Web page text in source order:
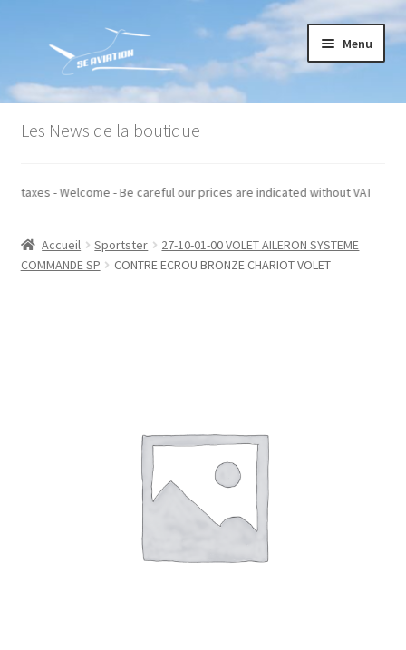
la
navigation
contenu
Menu
Accueil
Conditions générales de vente
Mon compte
Les News de la boutique
taxes - Welcome - Be careful our prices are indicated without VAT
Accueil Sportster
27-10-01-00 VOLET AILERON SYSTEME
COMMANDE SP
CONTRE ECROU BRONZE CHARIOT VOLET